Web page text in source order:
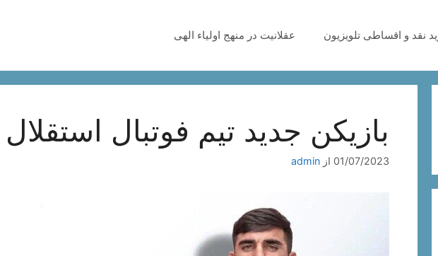
نقد و اقساطی تلویزیون عقلانیت در منهج اولیاء الهی
بازیکن جدید تیم فوتبال استقلال
01/07/2023 از admin